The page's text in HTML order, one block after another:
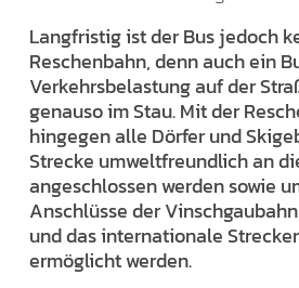
Langfristig ist der Bus jedoch
Reschenbahn, denn auch ein
Verkehrsbelastung auf der
genauso im Stau. Mit der
hingegen alle Dörfer und
Strecke umweltfreundlich an
angeschlossen werden sowie
Anschlüsse der
und das internationale
ermöglicht werden.